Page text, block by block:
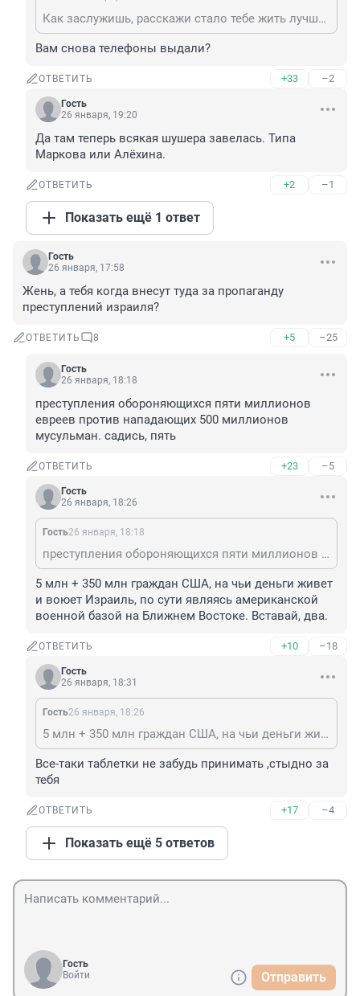
Как заслужишь, расскажи стало тебе жить лучше и веселее али нет.
Вам снова телефоны выдали?
ОТВЕТИТЬ +33 –2
Гость
26 января, 19:20
Да там теперь всякая шушера завелась. Типа
Маркова или Алёхина.
ОТВЕТИТЬ +2 –1
Показать ещё 1 ответ
Гость
26 января, 17:58
Жень, а тебя когда внесут туда за пропаганду
преступлений израиля?
ОТВЕТИТЬ 8 +5 –25
Гость
26 января, 18:18
преступления обороняющихся пяти миллионов
евреев против нападающих 500 миллионов
мусульман. садись, пять
ОТВЕТИТЬ +23 –5
Гость
26 января, 18:26
Гость26 января, 18:18
преступления обороняющихся пяти миллионов евреев против нападающих 500 миллионов мусульман. садись, пять
5 млн + 350 млн граждан США, на чьи деньги живет
и воюет Израиль, по сути являясь американской
военной базой на Ближнем Востоке. Вставай, два.
ОТВЕТИТЬ +10 –18
Гость
26 января, 18:31
Гость26 января, 18:26
5 млн + 350 млн граждан США, на чьи деньги живет и воюет Израиль, по сути являясь американской военной базой на Ближнем Востоке. Вставай, два.
Все-таки таблетки не забудь принимать ,стыдно за
тебя
ОТВЕТИТЬ +17 –4
Показать ещё 5 ответов
Гость
Войти
Отправить